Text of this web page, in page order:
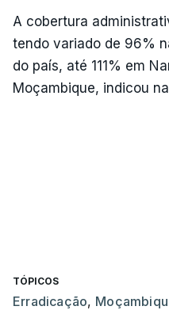
A cobertura
tendo variado de 96%
do país, até 111% em
Moçambique, indicou
TÓPICOS
Erradicação,